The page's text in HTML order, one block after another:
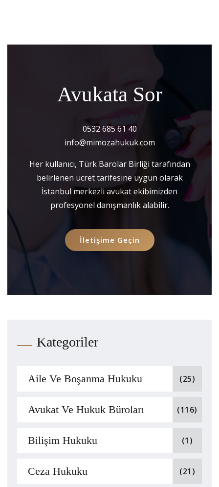
Avukata Sor
0532 685 61 40
info@mimozahukuk.com
Her kullanıcı, Türk Barolar Birliği tarafından
belirlenen ücret tarifesine uygun olarak
İstanbul merkezli avukat ekibimizden
profesyonel danışmanlık alabilir.
İletişime Geçin
Kategoriler
Aile Ve Boşanma Hukuku (25)
Avukat Ve Hukuk Büroları (116)
Bilişim Hukuku (1)
Ceza Hukuku (21)